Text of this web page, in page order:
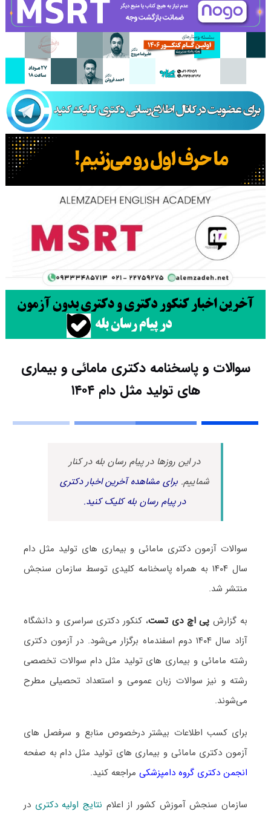
سوالات و پاسخنامه دکتری مامائی و بیماری
های تولید مثل دام ۱۴۰۴
در این روزها در پیام رسان بله در کنار
شماییم.برای مشاهده آخرین اخبار دکتری
در پیام رسان بله کلیک کنید.
سوالات آزمون دکتری مامائی و بیماری های تولید مثل دام
سال ۱۴۰۴ به همراه پاسخنامه کلیدی توسط سازمان سنجش
منتشر شد.
به گزارشپی اچ دی تست، کنکور دکتری سراسری و دانشگاه
آزاد سال ۱۴۰۴ دوم اسفندماه برگزار می‌شود. در آزمون دکتری
رشته مامائی و بیماری های تولید مثل دام سوالات تخصصی
رشته و نیز سوالات زبان عمومی و استعداد تحصیلی مطرح
می‌شوند.
برای کسب اطلاعات بیشتر درخصوص منابع و سرفصل های
آزمون دکتری مامائی و بیماری های تولید مثل دام به صفحه
انجمن دکتری گروه دامپزشکیمراجعه کنید.
سازمان سنجش آموزش کشور از اعلام نتایج اولیه دکتری در